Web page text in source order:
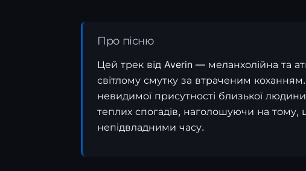
Про пісню
Цей трек від Averin — меланхолійна та
світлому смутку за втраченим
невидимої присутності близької
теплих спогадів, наголошуючи на тому,
непідвладними часу.